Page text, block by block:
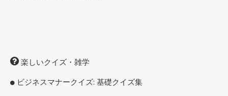
楽しいクイズ・雑学
ビジネスマナークイズ: 基礎クイズ集